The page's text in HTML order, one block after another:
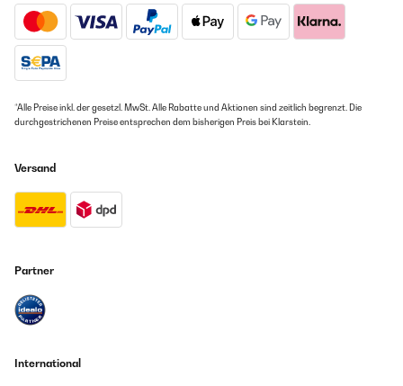
*Alle Preise inkl. der gesetzl. MwSt. Alle Rabatte und Aktionen sind zeitlich begrenzt. Die
durchgestrichenen Preise entsprechen dem bisherigen Preis bei Klarstein.
Versand
Partner
International